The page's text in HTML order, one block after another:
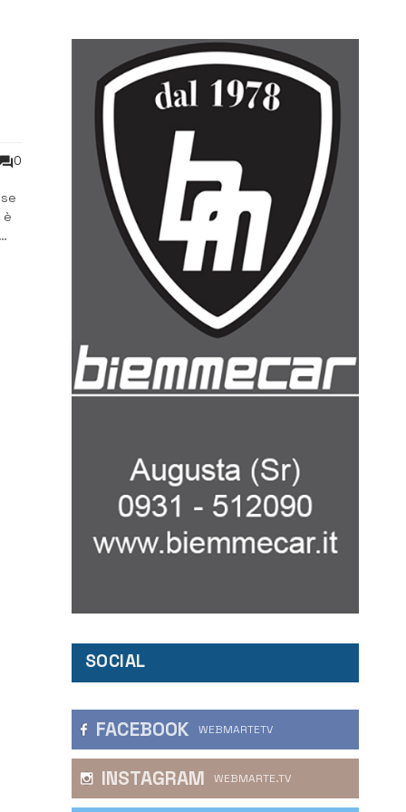
0
è
SOCIAL
FACEBOOK WEBMARTETV
INSTAGRAM WEBMARTE.TV